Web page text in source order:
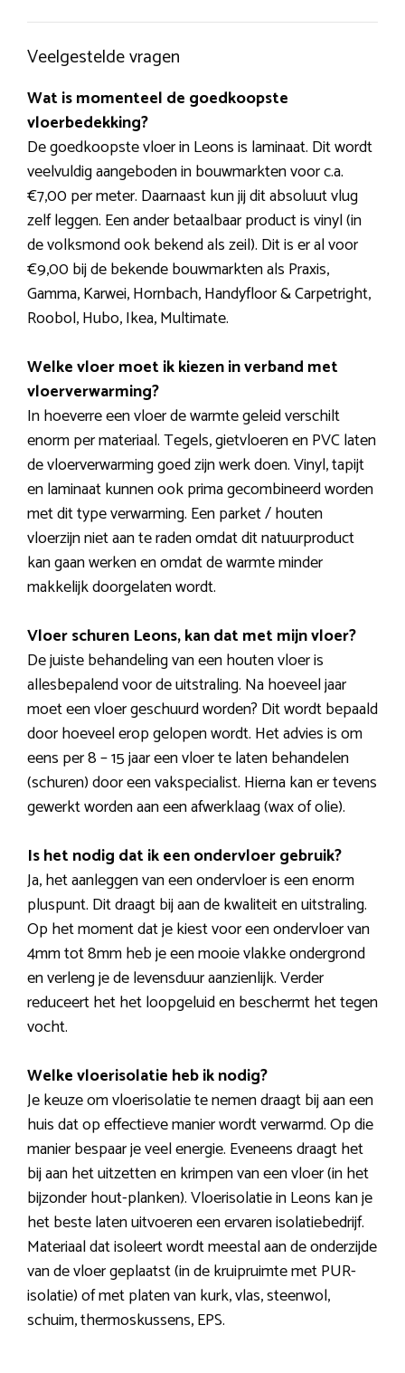
Veelgestelde vragen
Wat is momenteel de goedkoopste
vloerbedekking?
De goedkoopste vloer in Leons is laminaat. Dit wordt
veelvuldig aangeboden in bouwmarkten voor c.a.
€7,00 per meter. Daarnaast kun jij dit absoluut vlug
zelf leggen. Een ander betaalbaar product is vinyl (in
de volksmond ook bekend als zeil). Dit is er al voor
€9,00 bij de bekende bouwmarkten als Praxis,
Gamma, Karwei, Hornbach, Handyfloor & Carpetright,
Roobol, Hubo, Ikea, Multimate.
Welke vloer moet ik kiezen in verband met
vloerverwarming?
In hoeverre een vloer de warmte geleid verschilt
enorm per materiaal. Tegels, gietvloeren en PVC laten
de vloerverwarming goed zijn werk doen. Vinyl, tapijt
en laminaat kunnen ook prima gecombineerd worden
met dit type verwarming. Een parket / houten
vloerzijn niet aan te raden omdat dit natuurproduct
kan gaan werken en omdat de warmte minder
makkelijk doorgelaten wordt.
Vloer schuren Leons, kan dat met mijn vloer?
De juiste behandeling van een houten vloer is
allesbepalend voor de uitstraling. Na hoeveel jaar
moet een vloer geschuurd worden? Dit wordt bepaald
door hoeveel erop gelopen wordt. Het advies is om
eens per 8 – 15 jaar een vloer te laten behandelen
(schuren) door een vakspecialist. Hierna kan er tevens
gewerkt worden aan een afwerklaag (wax of olie).
Is het nodig dat ik een ondervloer gebruik?
Ja, het aanleggen van een ondervloer is een enorm
pluspunt. Dit draagt bij aan de kwaliteit en uitstraling.
Op het moment dat je kiest voor een ondervloer van
4mm tot 8mm heb je een mooie vlakke ondergrond
en verleng je de levensduur aanzienlijk. Verder
reduceert het het loopgeluid en beschermt het tegen
vocht.
Welke vloerisolatie heb ik nodig?
Je keuze om vloerisolatie te nemen draagt bij aan een
huis dat op effectieve manier wordt verwarmd. Op die
manier bespaar je veel energie. Eveneens draagt het
bij aan het uitzetten en krimpen van een vloer (in het
bijzonder hout-planken). Vloerisolatie in Leons kan je
het beste laten uitvoeren een ervaren isolatiebedrijf.
Materiaal dat isoleert wordt meestal aan de onderzijde
van de vloer geplaatst (in de kruipruimte met PUR-
isolatie) of met platen van kurk, vlas, steenwol,
schuim, thermoskussens, EPS.